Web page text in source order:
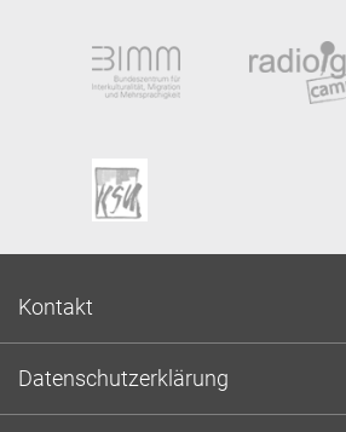
Kontakt
Datenschutzerklärung